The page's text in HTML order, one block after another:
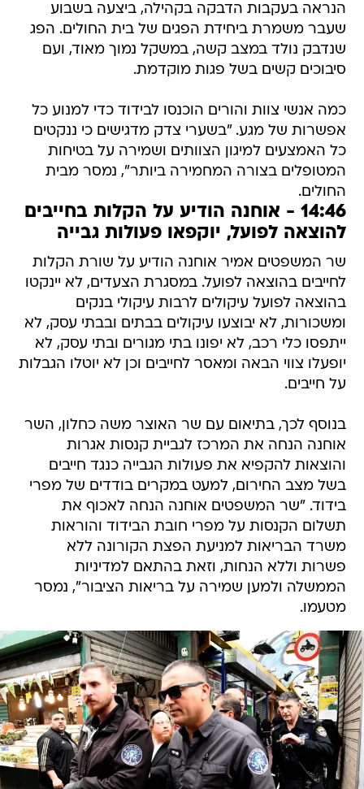
הנראה בעקבות הדבקה בקהילה, ביצעה בשבוע
שעבר משמרת ביחידת הפגים של בית החולים. הפג
שנדבק נולד במצב קשה, במשקל נמוך מאוד, ועם
סיבוכים קשים בשל פגות מוקדמת.
כמה אנשי צוות והורים הוכנסו לבידוד כדי למנוע כל
אפשרות של מגע. "בשערי צדק מדגישים כי ננקטים
כל האמצעים למיגון הצוותים ושמירה על בטיחות
המטופלים בצורה המחמירה ביותר", נמסר מבית
החולים.
14:46 - אוחנה הודיע על הקלות בחייבים
להוצאה לפועל, יוקפאו פעולות גבייה
שר המשפטים אמיר אוחנה הודיע על שורת הקלות
לחייבים בהוצאה לפועל. במסגרת הצעדים, לא יינקטו
בהוצאה לפועל עיקולים לרבות עיקולי בנקים
ומשכורות, לא יבוצעו עיקולים בבתים ובבתי עסק, לא
ייתפסו כלי רכב, לא יפונו בתי מגורים ובתי עסק, לא
יופעלו צווי הבאה ומאסר לחייבים וכן לא יוטלו הגבלות
על חייבים.
בנוסף לכך, בתיאום עם שר האוצר משה כחלון, השר
אוחנה הנחה את המרכז לגביית קנסות אגרות
והוצאות להקפיא את פעולות הגבייה כנגד חייבים
בשל מצב החירום, למעט במקרים בודדים של מפרי
בידוד. "שר המשפטים אוחנה הנחה לאכוף את
תשלום הקנסות על מפרי חובת הבידוד והוראות
משרד הבריאות למניעת הפצת הקורונה ללא
פשרות וללא הנחות, וזאת בהתאם למדיניות
הממשלה ולמען שמירה על בריאות הציבור", נמסר
מטעמו.